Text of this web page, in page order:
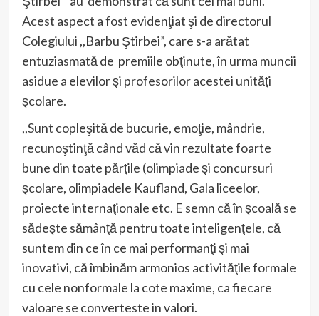
Acest aspect a fost evidenţiat şi de directorul
Colegiului ,,Barbu Ştirbei”, care s-a arătat
entuziasmată de premiile obţinute, în urma muncii
asidue a elevilor şi profesorilor acestei unităţi
şcolare.
,,Sunt copleşită de bucurie, emoţie, mândrie,
recunoştinţă când văd că vin rezultate foarte
bune din toate părţile (olimpiade şi concursuri
şcolare, olimpiadele Kaufland, Gala liceelor,
proiecte internaţionale etc. E semn că în şcoală se
sădeşte sămânţă pentru toate inteligenţele, că
suntem din ce în ce mai performanţi şi mai
inovativi, că îmbinăm armonios activităţile formale
cu cele nonformale la cote maxime, ca fiecare
valoare se converteste in valori.